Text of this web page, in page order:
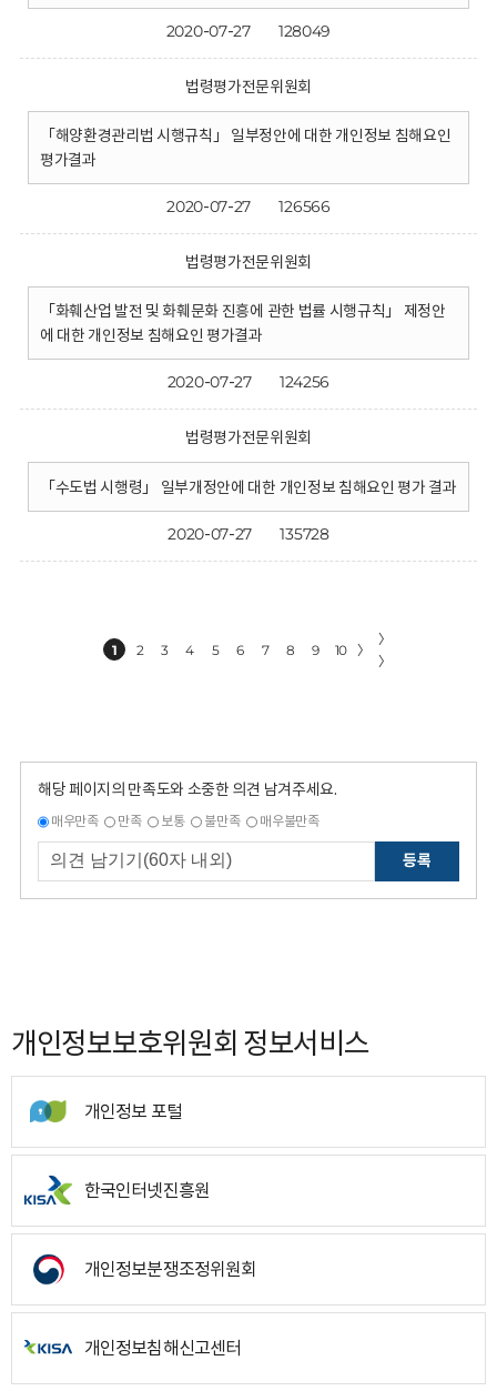
2020-07-27 128049
법령평가전문위원회
「해양환경관리법 시행규칙」 일부정안에 대한 개인정보 침해요인
평가결과
2020-07-27 126566
법령평가전문위원회
「화훼산업 발전 및 화훼문화 진흥에 관한 법률 시행규칙」 제정안
에 대한 개인정보 침해요인 평가결과
2020-07-27 124256
법령평가전문위원회
「수도법 시행령」 일부개정안에 대한 개인정보 침해요인 평가 결과
2020-07-27 135728
1 2 3 4 5 6 7 8 9 10 〉
〉
〉
해당 페이지의 만족도와 소중한 의견 남겨주세요.
매우만족 만족 보통 불만족 매우불만족
등록
개인정보보호위원회 정보서비스
개인정보 포털
한국인터넷진흥원
개인정보분쟁조정위원회
개인정보침해신고센터